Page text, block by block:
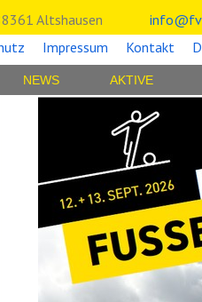
Altshausen
Impressum Kontakt
NEWS AKTIVE